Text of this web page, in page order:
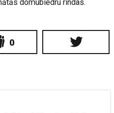
domubiedru rindas.
0